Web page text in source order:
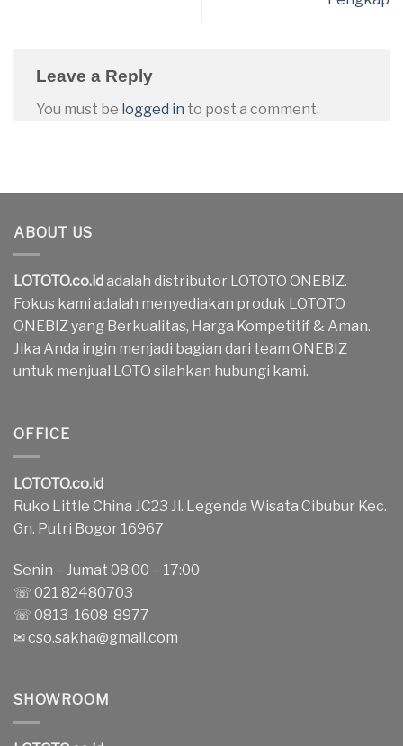
Leave a Reply
You must be logged in to post a comment.
ABOUT US
LOTOTO.co.id adalah distributor LOTOTO ONEBIZ.
Fokus kami adalah menyediakan produk LOTOTO
ONEBIZ yang Berkualitas, Harga Kompetitif & Aman.
Jika Anda ingin menjadi bagian dari team ONEBIZ
untuk menjual LOTO silahkan hubungi kami.
OFFICE
LOTOTO.co.id
Ruko Little China JC23 Jl. Legenda Wisata Cibubur Kec.
Gn. Putri Bogor 16967
Senin – Jumat 08:00 – 17:00
☏ 021 82480703
☏ 0813-1608-8977
✉cso.sakha@gmail.com
SHOWROOM